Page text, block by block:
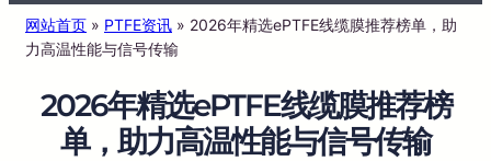
网站首页 » PTFE资讯 » 2026年精选ePTFE线缆膜推荐榜单，助
力高温性能与信号传输
2026年精选ePTFE线缆膜推荐榜
单，助力高温性能与信号传输